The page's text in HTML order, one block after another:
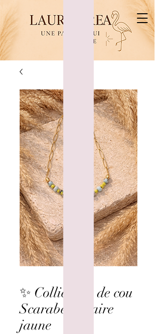
✨ Collier ras de cou
Scarabée solaire
jaune